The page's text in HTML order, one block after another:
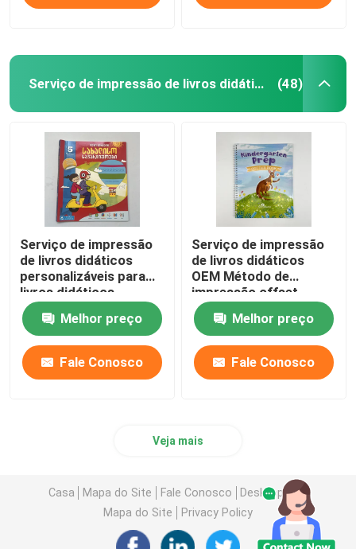
Serviço de impressão de livros didáticos (48)
Serviço de impressão
de livros didáticos
personalizáveis para
livros didáticos
escolares
Melhor preço
Fale Conosco
Serviço de impressão
de livros didáticos
OEM Método de
impressão offset
Melhor preço
Fale Conosco
Veja mais
Casa Mapa do Site Fale Conosco
Desktop Site
Mapa do Site
Privacy Policy